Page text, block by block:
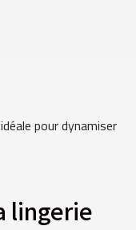
pour dynamiser
lingerie